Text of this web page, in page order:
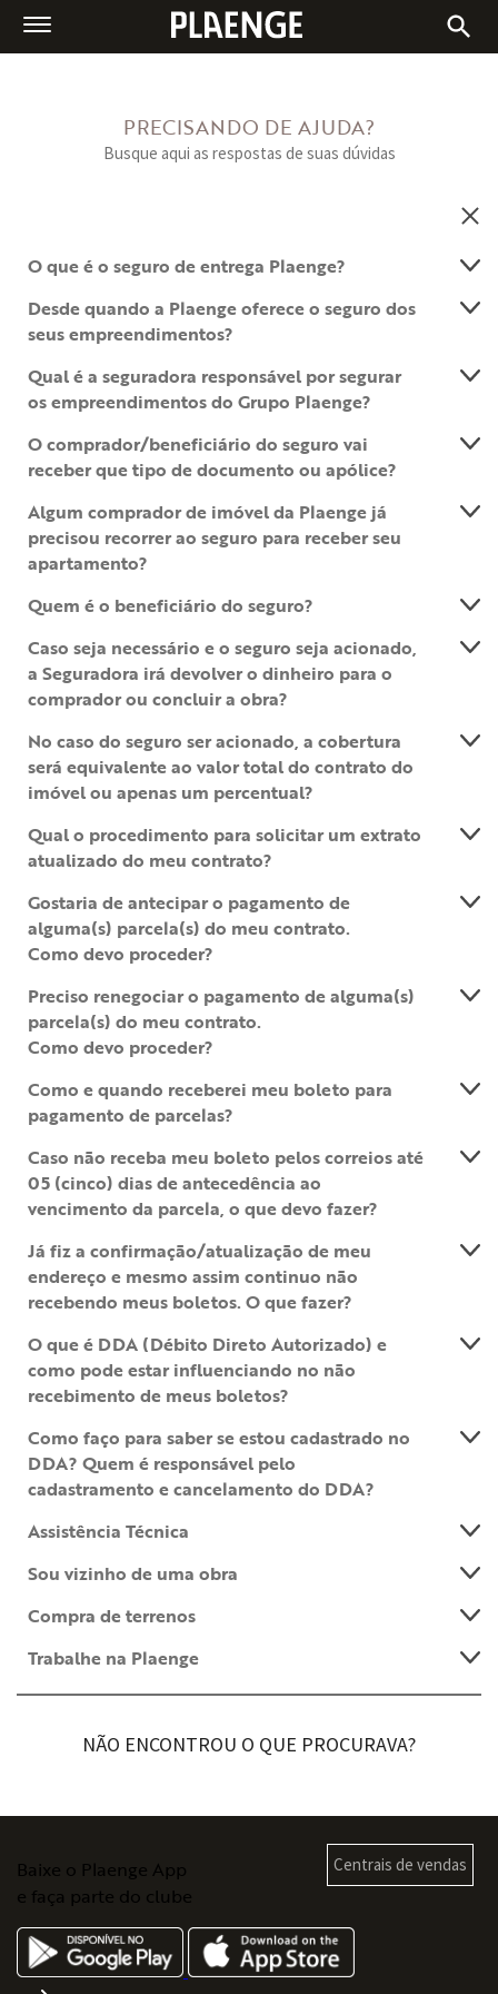
PLAENGE
PRECISANDO DE AJUDA?
Busque aqui as respostas de suas dúvidas
O que é o seguro de entrega Plaenge?
Desde quando a Plaenge oferece o seguro dos
seus empreendimentos?
Qual é a seguradora responsável por segurar
os empreendimentos do Grupo Plaenge?
O comprador/beneficiário do seguro vai
receber que tipo de documento ou apólice?
Algum comprador de imóvel da Plaenge já
precisou recorrer ao seguro para receber seu
apartamento?
Quem é o beneficiário do seguro?
Caso seja necessário e o seguro seja acionado,
a Seguradora irá devolver o dinheiro para o
comprador ou concluir a obra?
No caso do seguro ser acionado, a cobertura
será equivalente ao valor total do contrato do
imóvel ou apenas um percentual?
Qual o procedimento para solicitar um extrato
atualizado do meu contrato?
Gostaria de antecipar o pagamento de
alguma(s) parcela(s) do meu contrato.
Como devo proceder?
Preciso renegociar o pagamento de alguma(s)
parcela(s) do meu contrato.
Como devo proceder?
Como e quando receberei meu boleto para
pagamento de parcelas?
Caso não receba meu boleto pelos correios até
05 (cinco) dias de antecedência ao
vencimento da parcela, o que devo fazer?
Já fiz a confirmação/atualização de meu
endereço e mesmo assim continuo não
recebendo meus boletos. O que fazer?
O que é DDA (Débito Direto Autorizado) e
como pode estar influenciando no não
recebimento de meus boletos?
Como faço para saber se estou cadastrado no
DDA? Quem é responsável pelo
cadastramento e cancelamento do DDA?
Assistência Técnica
Sou vizinho de uma obra
Compra de terrenos
Trabalhe na Plaenge
NÃO ENCONTROU O QUE PROCURAVA?
Baixe o Plaenge App
e faça parte do clube
Centrais de vendas